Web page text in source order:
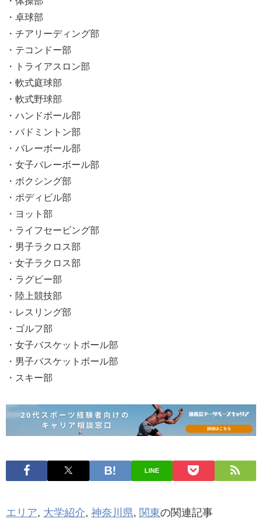
・卓球部
・チアリーディング部
・テコンドー部
・トライアスロン部
・軟式庭球部
・軟式野球部
・ハンドボール部
・バドミントン部
・バレーボール部
・女子バレーボール部
・ボクシング部
・ボディビル部
・ヨット部
・ライフセービング部
・男子ラクロス部
・女子ラクロス部
・ラグビー部
・陸上競技部
・レスリング部
・ゴルフ部
・女子バスケットボール部
・男子バスケットボール部
・スキー部
LINE
エリア 大学紹介 神奈川県 関東の関連記事